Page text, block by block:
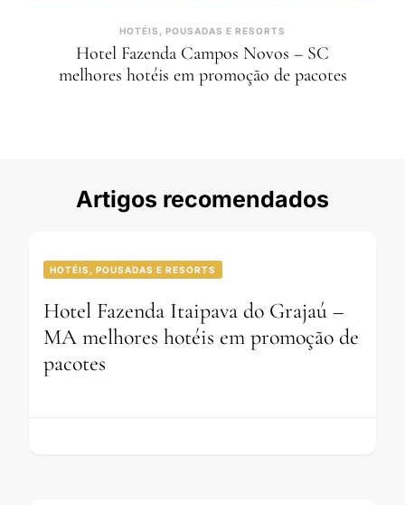
HOTÉIS, POUSADAS E RESORTS
Hotel Fazenda Campos Novos – SC
melhores hotéis em promoção de pacotes
Artigos recomendados
HOTÉIS, POUSADAS E RESORTS
Hotel Fazenda Itaipava do Grajaú –
MA melhores hotéis em promoção de
pacotes